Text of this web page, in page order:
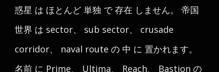
惑星 は ほとんど 単独 で 存在 しません。 帝国
世界 は sector、 sub sector、 crusade
corridor、 naval route の 中 に 置かれます。
名前 に Prime、 Ultima、 Reach、 Bastion の